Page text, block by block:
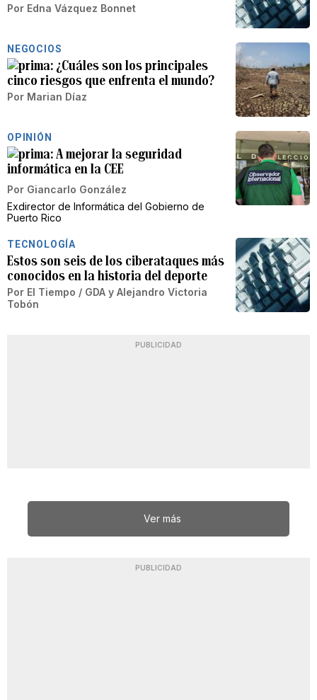
Por Edna Vázquez Bonnet
NEGOCIOS
¿Cuáles son los principales
cinco riesgos que enfrenta el mundo?
Por Marian Díaz
OPINIÓN
A mejorar la seguridad
informática en la CEE
Por Giancarlo González
Exdirector de Informática del Gobierno de
Puerto Rico
TECNOLOGÍA
Estos son seis de los ciberataques más
conocidos en la historia del deporte
Por El Tiempo / GDA y Alejandro Victoria
Tobón
PUBLICIDAD
Ver más
PUBLICIDAD